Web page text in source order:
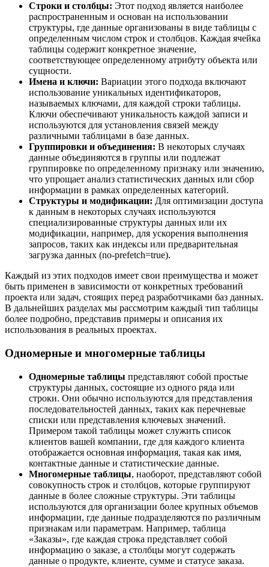
Строки и столбцы: Этот подход является наиболее
распространенным и основан на использовании
структуры, где данные организованы в виде таблицы с
определенным числом строк и столбцов. Каждая ячейка
таблицы содержит конкретное значение,
соответствующее определенному атрибуту объекта или
сущности.
Имена и ключи: Вариации этого подхода включают
использование уникальных идентификаторов,
называемых ключами, для каждой строки таблицы.
Ключи обеспечивают уникальность каждой записи и
используются для установления связей между
различными таблицами в базе данных.
Группировки и объединения: В некоторых случаях
данные объединяются в группы или подлежат
группировке по определенному признаку или значению,
что упрощает анализ статистических данных или сбор
информации в рамках определенных категорий.
Структуры и модификации: Для оптимизации доступа
к данным в некоторых случаях используются
специализированные структуры данных или их
модификации, например, для ускорения выполнения
запросов, таких как индексы или предварительная
загрузка данных (no-prefetch=true).
Каждый из этих подходов имеет свои преимущества и может
быть применен в зависимости от конкретных требований
проекта или задач, стоящих перед разработчиками баз данных.
В дальнейших разделах мы рассмотрим каждый тип таблицы
более подробно, представив примеры и описания их
использования в реальных проектах.
Одномерные и многомерные таблицы
Одномерные таблицы представляют собой простые
структуры данных, состоящие из одного ряда или
строки. Они обычно используются для представления
последовательностей данных, таких как перечневые
списки или представления ключевых значений.
Примером такой таблицы может служить список
клиентов вашей компании, где для каждого клиента
отображается основная информация, такая как имя,
контактные данные и статистические данные.
Многомерные таблицы, наоборот, представляют собой
совокупность строк и столбцов, которые группируют
данные в более сложные структуры. Эти таблицы
используются для организации более крупных объемов
информации, где данные подразделяются по различным
признакам или параметрам. Например, таблица
«Заказы», где каждая строка представляет собой
информацию о заказе, а столбцы могут содержать
данные о продукте, клиенте, сумме и статусе заказа.